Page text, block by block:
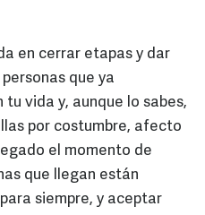
en cerrar etapas y dar
que ya
vida y, aunque lo sabes,
por costumbre, afecto
el momento de
que llegan están
siempre, y aceptar